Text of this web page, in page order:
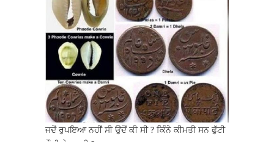
ਜਦੋਂ ਰੁਪਇਆ ਨਹੀਂ ਸੀ ਉਦੋਂ ਕੀ ਸੀ ? ਕਿੰਨੇ ਕੀਮਤੀ ਸਨ ਫੁੱਟੀ